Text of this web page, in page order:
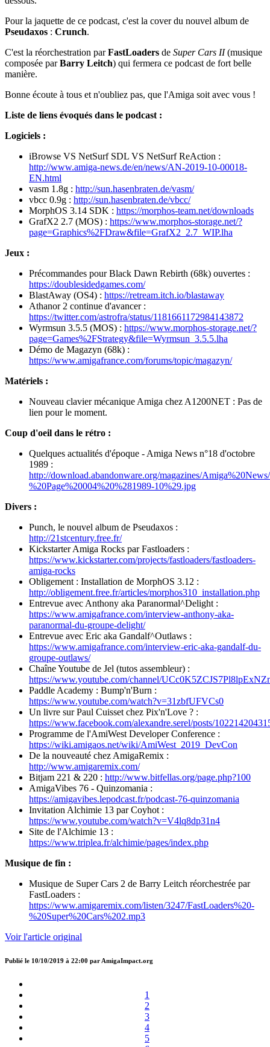
Pour la jaquette de ce podcast, c'est la cover du nouvel album de
Pseudaxos : Crunch.
C'est la réorchestration parFastLoaders de Super Cars II(musique
composée parBarry Leitch) qui fermera ce podcast de fort belle
manière.
Bonne écoute à tous et n'oubliez pas, que l'Amiga soit avec vous !
Liste de liens évoqués dans le podcast :
Logiciels :
iBrowse VS NetSurf SDL VS NetSurf ReAction :
http://www.amiga-news.de/en/news/AN-2019-10-00018-
EN.html
vasm 1.8g : http://sun.hasenbraten.de/vasm/
vbcc 0.9g : http://sun.hasenbraten.de/vbcc/
MorphOS 3.14 SDK : https://morphos-team.net/downloads
GrafX2 2.7 (MOS) : https://www.morphos-storage.net/?
page=Graphics%2FDraw&file=GrafX2_2.7_WIP.lha
Jeux :
Précommandes pour Black Dawn Rebirth (68k) ouvertes :
https://doublesidedgames.com/
BlastAway (OS4) : https://retream.itch.io/blastaway
Athanor 2 continue d'avancer :
https://twitter.com/astrofra/status/1181661172984143872
Wyrmsun 3.5.5 (MOS) : https://www.morphos-storage.net/?
page=Games%2FStrategy&file=Wyrmsun_3.5.5.lha
Démo de Magazyn (68k) :
https://www.amigafrance.com/forums/topic/magazyn/
Matériels :
Nouveau clavier mécanique Amiga chez A1200NET : Pas de
lien pour le moment.
Coup d'oeil dans le rétro :
Quelques actualités d'époque - Amiga News n°18 d'octobre
1989 :
http://download.abandonware.org/magazines/
%20Page%20004%20%281989-10%29.jpg
Divers :
Punch, le nouvel album de Pseudaxos :
http://21stcentury.free.fr/
Kickstarter Amiga Rocks par Fastloaders :
https://www.kickstarter.com/projects/fastloaders/fastloaders-
amiga-rocks
Obligement : Installation de MorphOS 3.12 :
http://obligement.free.fr/articles/morphos310_installation.php
Entrevue avec Anthony aka Paranormal^Delight :
https://www.amigafrance.com/interview-anthony-aka-
paranormal-du-groupe-delight/
Entrevue avec Eric aka Gandalf^Outlaws :
https://www.amigafrance.com/interview-eric-aka-gandalf-du-
groupe-outlaws/
Chaîne Youtube de Jel (tutos assembleur) :
https://www.youtube.com/channel/
Paddle Academy : Bump'n'Burn :
https://www.youtube.com/watch?v=31zbfUFVCs0
Un livre sur Paul Cuisset chez Pix'n'Love ? :
https://www.facebook.com/alexandre.serel/posts/
Programme de l'AmiWest Developer Conference :
https://wiki.amigaos.net/wiki/AmiWest_2019_DevCon
De la nouveauté chez AmigaRemix :
http://www.amigaremix.com/
Bitjam 221 & 220 : http://www.bitfellas.org/page.php?100
AmigaVibes 76 - Quinzomania :
https://amigavibes.lepodcast.fr/podcast-76-quinzomania
Invitation Alchimie 13 par Coyhot :
https://www.youtube.com/watch?v=V4lq8dp31n4
Site de l'Alchimie 13 :
https://www.triplea.fr/alchimie/pages/index.php
Musique de fin :
Musique de Super Cars 2 de Barry Leitch réorchestrée par
FastLoaders :
https://www.amigaremix.com/listen/3247/FastLoaders%20-
%20Super%20Cars%202.mp3
Voir l'article original
Publié le 10/10/2019 à 22:00 par AmigaImpact.org
1
2
3
4
5